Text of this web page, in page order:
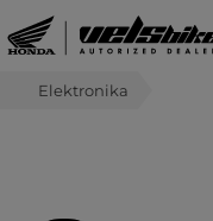
Elektronika